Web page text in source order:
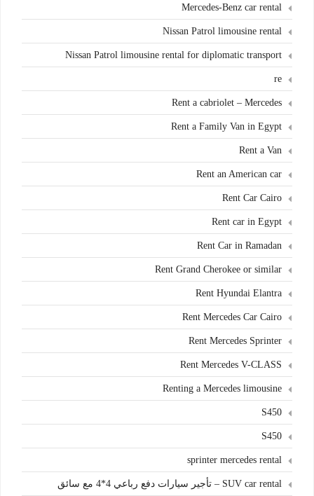
Mercedes-Benz car rental
Nissan Patrol limousine rental
Nissan Patrol limousine rental for diplomatic transport
re
Rent a cabriolet – Mercedes
Rent a Family Van in Egypt
Rent a Van
Rent an American car
Rent Car Cairo
Rent car in Egypt
Rent Car in Ramadan
Rent Grand Cherokee or similar
Rent Hyundai Elantra
Rent Mercedes Car Cairo
Rent Mercedes Sprinter
Rent Mercedes V-CLASS
Renting a Mercedes limousine
S450
S450
sprinter mercedes rental
SUV car rental – تأجير سيارات دفع رباعي 4*4 مع سائق